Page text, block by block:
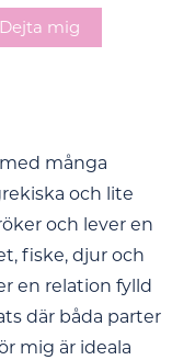
Dejta mig
många
och lite
och lever en
fiske, djur och
en relation fylld
där båda parter
mig är ideala